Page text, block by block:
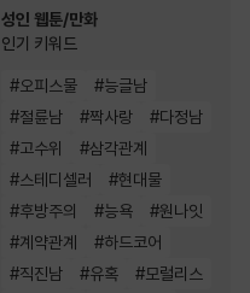
성인 웹툰/만화
인기 키워드
#오피스물 #능글남
#절륜남 #짝사랑 #다정남
#고수위 #삼각관계
#스테디셀러 #현대물
#후방주의 #능욕 #원나잇
#계약관계 #하드코어
#직진남 #유혹 #모럴리스